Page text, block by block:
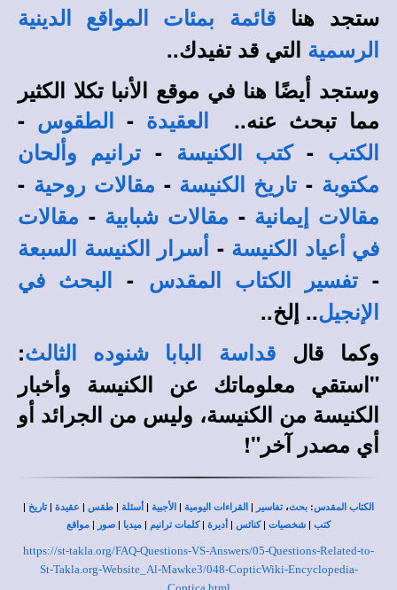
ستجد هناقائمة بمئات المواقع الدينية
الرسمية التي قد تفيدك..
وستجد أيضًا هنا في موقع الأنبا تكلا الكثير
مما تبحث عنه..
العقيدة - الطقوس -
الكتب -كتب الكنيسة -ترانيم وألحان
مكتوبة - تاريخ الكنيسة - مقالات روحية -
مقالات إيمانية - مقالات شبابية - مقالات
في أعياد الكنيسة - أسرار الكنيسة السبعة
-تفسير الكتاب المقدس -
البحث في
الإنجيل.. إلخ..
وكما قالقداسة البابا شنوده الثالث:
"استقي معلوماتك عن الكنيسة وأخبار
الكنيسة من الكنيسة، وليس من الجرائد أو
أي مصدر آخر"!
الكتاب المقدس: بحث،تفاسير | القراءات اليومية | الأجبية | أسئلة | طقس | عقيدة |تاريخ |
كتب | شخصيات |كنائس | أديرة |كلمات ترانيم | ميديا | صور | مواقع
https://st-takla.org/FAQ-Questions-VS-Answers/05-Questions-Related-to-
St-Takla.org-Website_Al-Mawke3/048-CopticWiki-Encyclopedia-